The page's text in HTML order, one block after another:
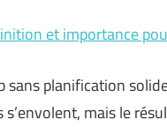
et importance
planification
s’envolent, mais le